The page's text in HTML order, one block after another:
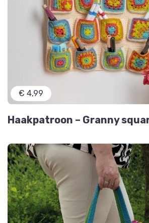
€ 4,99
Haakpatroon – Granny